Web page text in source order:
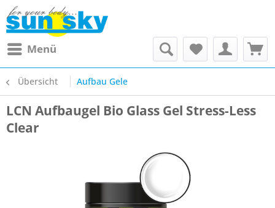
Menü
Übersicht Aufbau Gele
LCN Aufbaugel Bio Glass Gel Stress-Less
Clear